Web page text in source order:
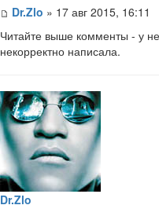
Dr.Zlo » 17 авг 2015, 16:11
Читайте выше комменты - у
некорректно написала.
Dr.Zlo